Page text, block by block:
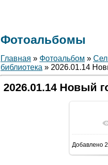
Фотоальбомы
Главная » Фотоальбом »
библиотека » 2026.01.14
2026.01.14 Новый
В
Добавлено